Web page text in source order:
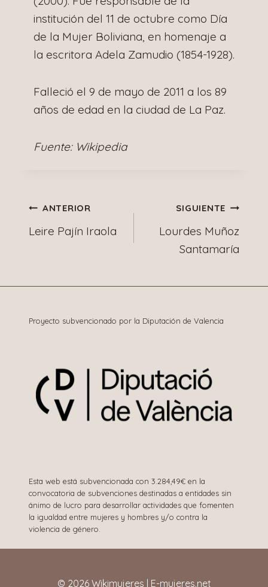
institución del 11 de octubre como Día
de la Mujer Boliviana, en homenaje a
la escritora Adela Zamudio (1854-1928).
Falleció el 9 de mayo de 2011 a los 89
años de edad en la ciudad de La Paz.
Fuente: Wikipedia
Navegación
de
ANTERIOR
Leire Pajín Iraola
SIGUIENTE
Lourdes Muñoz
Santamaría
Proyecto subvencionado por la Diputación de Valencia
Esta web está subvencionada con 3.284,49€ en la
convocatoria de subvenciones destinadas a entidades sin
ánimo de lucro para desarrollar actividades que fomenten
la igualdad entre mujeres y hombres y/o contra la
violencia de género.
© 2026 Wikimujeres | E-mujeres.net